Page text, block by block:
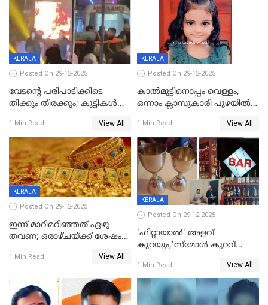
KERALA
Posted On 29-12-2025
വേടന്റെ പരിപാടിക്കിടെ
തിക്കും തിരക്കും; കുട്ടികള്‍
പരിക്ക്; പാളം മറികടന്ന
യുവാവ് ട്രെയിന്‍ തട്ടി മരിച്ചു
1 Min Read View All
KERALA
Posted On 29-12-2025
കാൽമുട്ടിനൊപ്പം വെള്ളം,
ഒന്നാം ക്ലാസുകാരി പുഴയിൽ
കുട്ടികൾക്കൊപ്പം
കളിക്കുന്നതിനിടെ
1 Min Read View All
KERALA
Posted On 29-12-2025
ഇന്ന് മാറിമറിഞ്ഞത് ഏഴു
തവണ; ഒരാഴ്ചയ്ക്ക് ശേഷം
1 Min Read View All
KERALA
Posted On 29-12-2025
'ഫിറ്റായാൽ' അളവ്
കുറയും,'സ്‌മോൾ കുറവ്
പിഴ
1 Min Read View All